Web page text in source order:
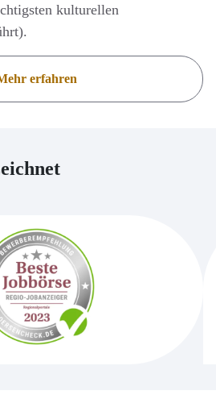
kulturellen
erfahren